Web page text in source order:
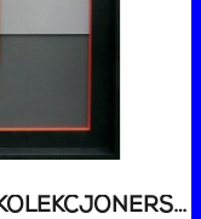
60 AUKCJA SZTUKI - AUKCJA KOLEKCJONERSKA ŚWIĄTECZNA